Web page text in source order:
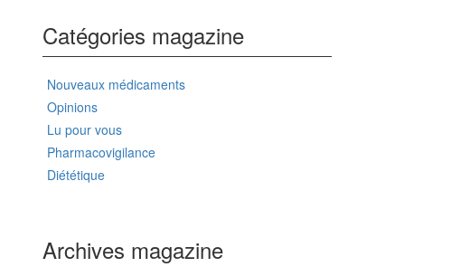
Catégories magazine
Nouveaux médicaments
Opinions
Lu pour vous
Pharmacovigilance
Diététique
Archives magazine